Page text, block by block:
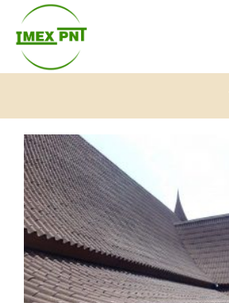
content